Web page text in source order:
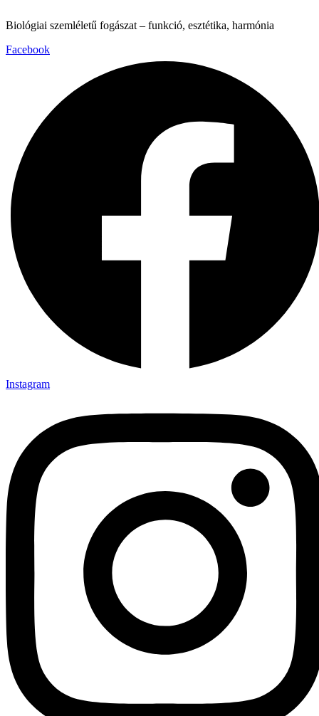
Biológiai szemléletű fogászat – funkció, esztétika, harmónia
Facebook
Instagram